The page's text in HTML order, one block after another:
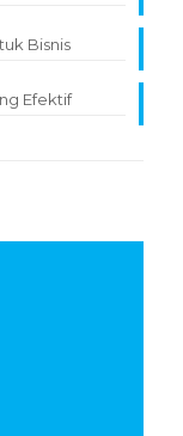
Bisnis
Efektif